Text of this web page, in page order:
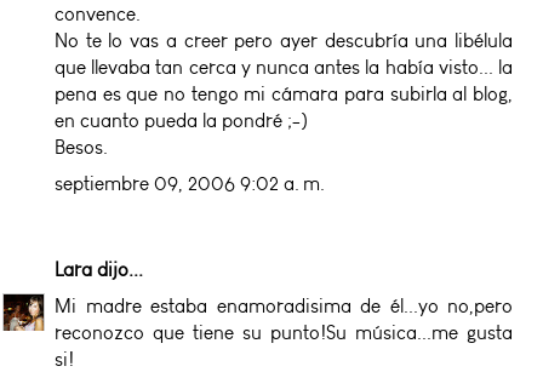
convence.
No te lo vas a creer pero ayer descubría una libélula
que llevaba tan cerca y nunca antes la había visto... la
pena es que no tengo mi cámara para subirla al blog,
en cuanto pueda la pondré ;-)
Besos.
septiembre 09, 2006 9:02 a. m.
Lara dijo...
Mi madre estaba enamoradisima de él...yo no,pero
reconozco que tiene su punto!Su música...me gusta
si!